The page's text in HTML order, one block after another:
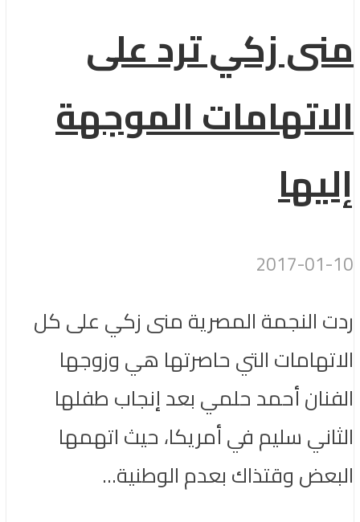
منى زكي ترد على
الاتهامات الموجهة
إليها
2017-01-10
ردت النجمة المصرية منى زكي على كل
الاتهامات التي حاصرتها هي وزوجها
الفنان أحمد حلمي بعد إنجاب طفلها
الثاني سليم في أمريكا، حيث اتهمها
البعض وقتذاك بعدم الوطنية...